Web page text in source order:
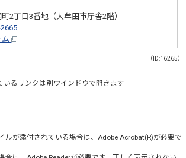
2丁目3番地（大牟田市庁舎2階）
ム
（ID:16265）
いるリンクは別ウインドウで開きます
ルが添付されている場合は、Adobe Acrobat(R)が必要で